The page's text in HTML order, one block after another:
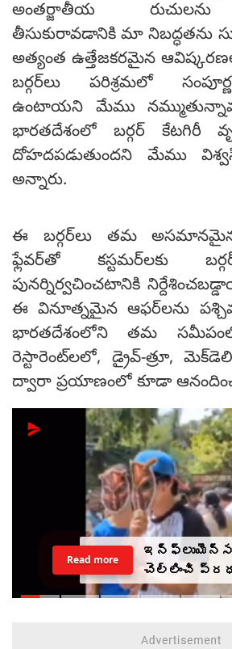
అంతర్జాతీయ
తీసుకురావడానికి మా నిబద్ధతను
అత్యంత ఉత్తేజకరమైన
బర్గర్‌లు పరిశ్రమలో
ఉంటాయని మేము
భారతదేశంలో బర్గర్ కేటగిరీ
దోహదపడుతుందని మేము
అన్నారు.
ఈ బర్గర్‌లు తమ
ఫ్లేవర్‌తో కస్టమర్‌లకు
పునర్నిర్వచించటానికి
ఈ వినూత్నమైన ఆఫర్‌లను
భారతదేశంలోని తమ
రెస్టారెంట్‌లలో, డ్రైవ్-త్రూ,
ద్వారా ప్రయాణంలో కూడా
చెల్లించి
తిట్టించారా?
Read more